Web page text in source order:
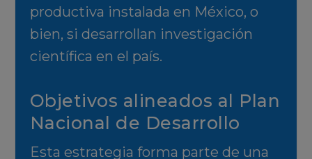
productiva instalada en México, o
bien, si desarrollan investigación
científica en el país.
Objetivos alineados al Plan
Nacional de Desarrollo
Esta estrategia forma parte de una